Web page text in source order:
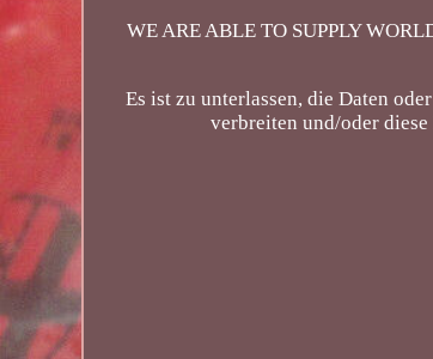
WE ARE ABLE TO SUPPLY
Es ist zu unterlassen, die Daten
verbreiten und/oder